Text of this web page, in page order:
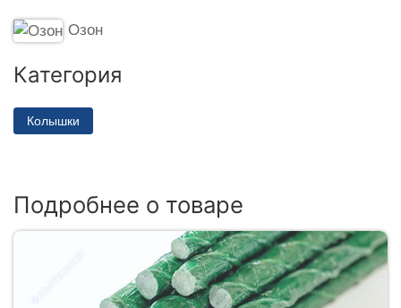
Озон
Категория
Колышки
Подробнее о товаре